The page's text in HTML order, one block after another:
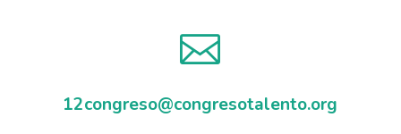

12congreso@congresotalento.org